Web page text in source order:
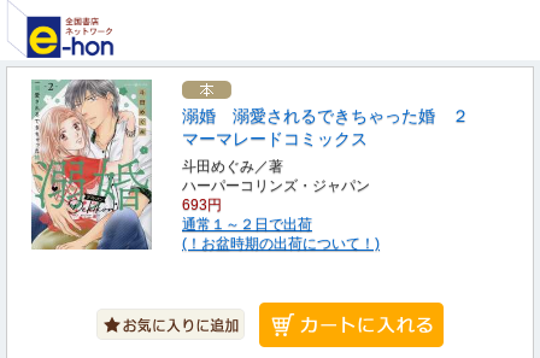
溺婚 溺愛されるできちゃった婚 ２
マーマレードコミックス
斗田めぐみ／著
ハーパーコリンズ・ジャパン
693円
通常１～２日で出荷
(！お盆時期の出荷について！)